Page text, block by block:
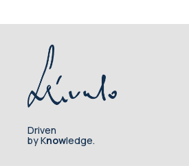
Driven
by Knowledge.